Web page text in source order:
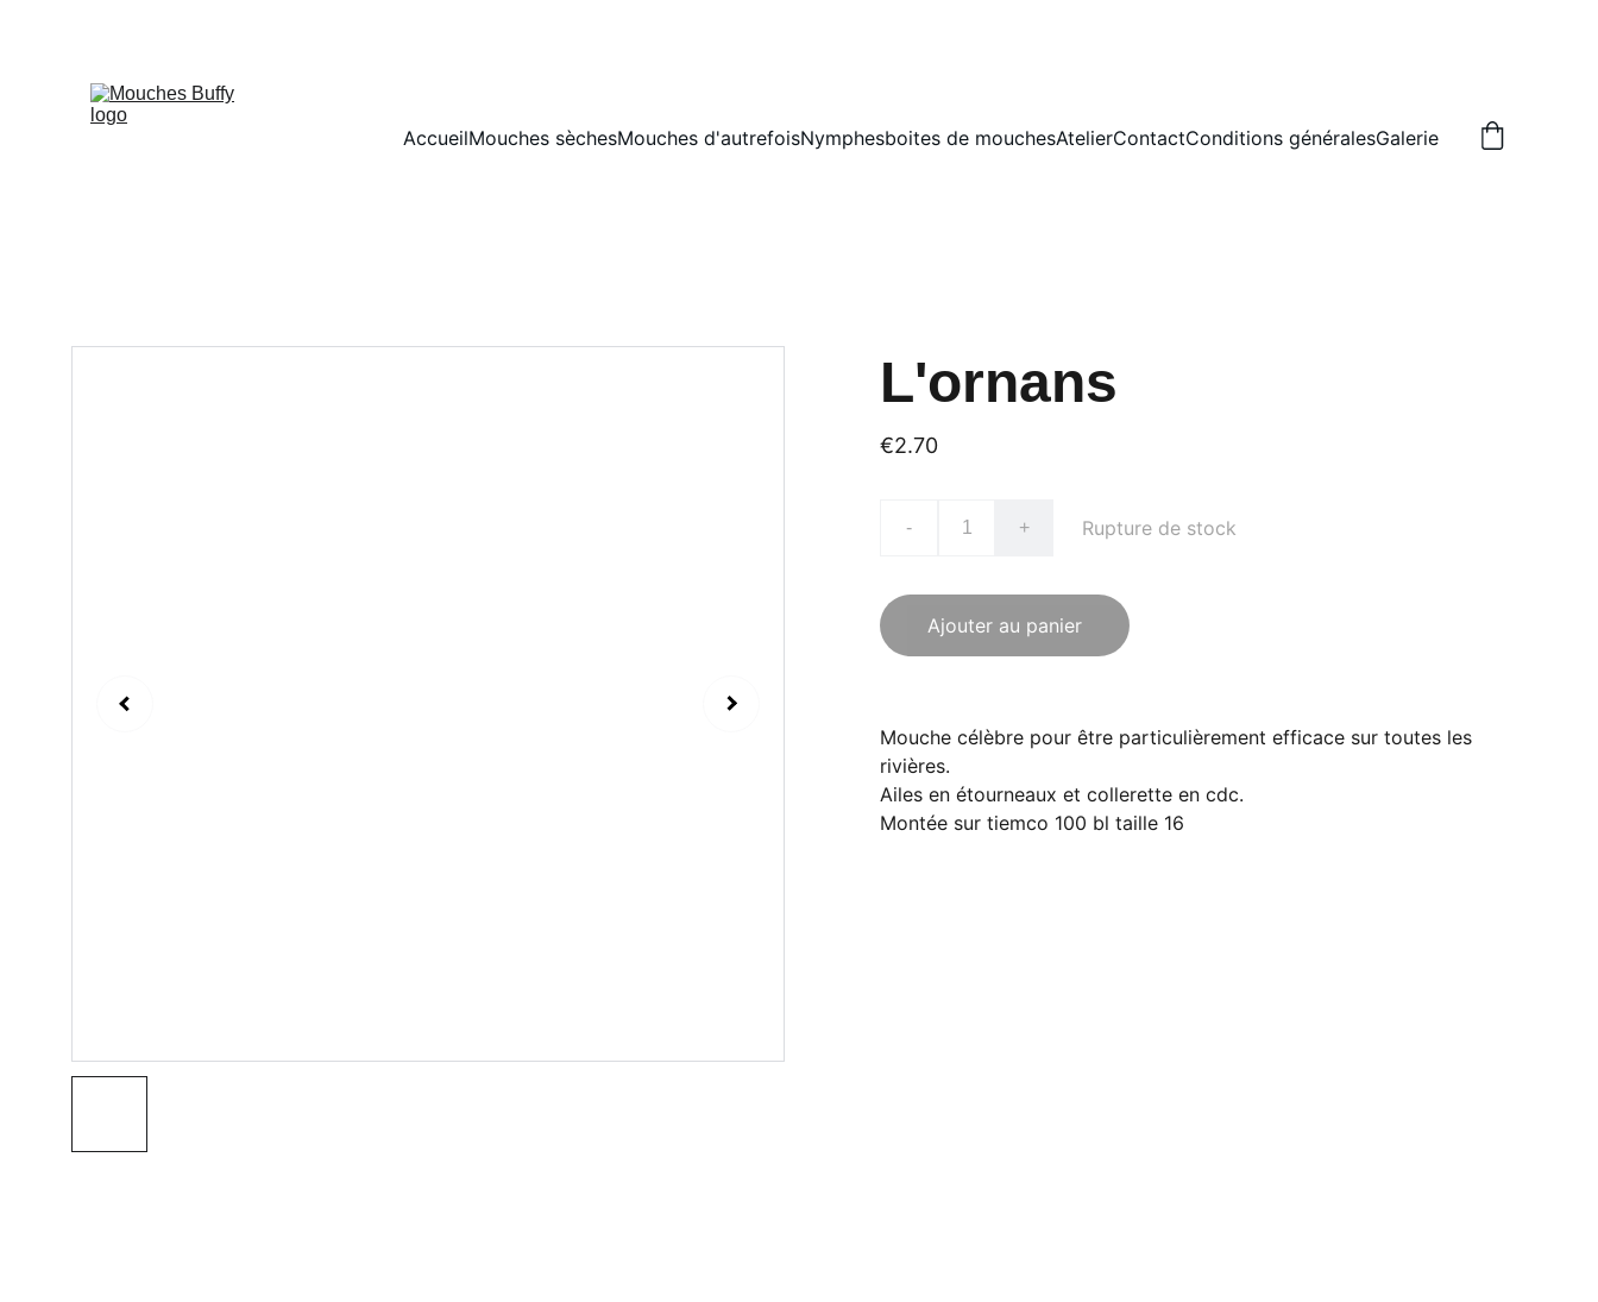
AccueilMouches sèchesMouches d'autrefoisNymphesboites de mouchesAtelierContactConditions généralesGalerie
L'ornans
€2.70
- + Rupture de stock
Ajouter au panier
Mouche célèbre pour être particulièrement efficace sur toutes les
rivières.
Ailes en étourneaux et collerette en cdc.
Montée sur tiemco 100 bl taille 16